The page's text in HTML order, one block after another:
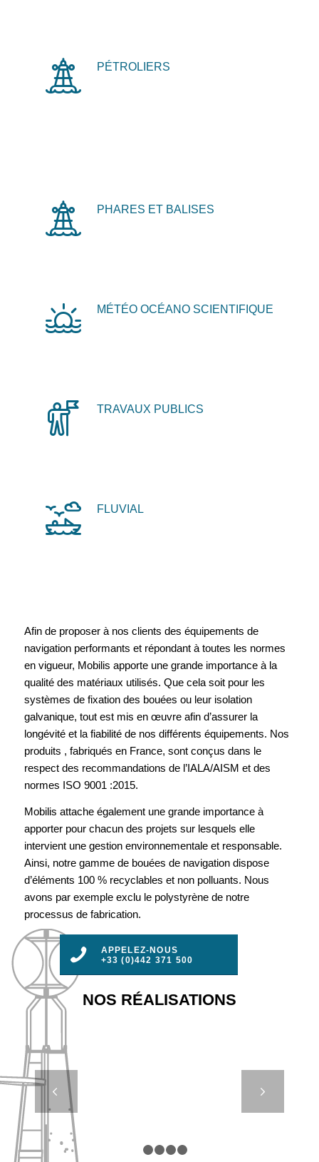
PÉTROLIERS
PHARES ET BALISES
MÉTÉO OCÉANO SCIENTIFIQUE
TRAVAUX PUBLICS
FLUVIAL
Afin de proposer à nos clients des équipements de
navigation performants et répondant à toutes les normes
en vigueur, Mobilis apporte une grande importance à la
qualité des matériaux utilisés. Que cela soit pour les
systèmes de fixation des bouées ou leur isolation
galvanique, tout est mis en œuvre afin d’assurer la
longévité et la fiabilité de nos différents équipements. Nos
produits , fabriqués en France, sont conçus dans le
respect des recommandations de l’IALA/AISM et des
normes ISO 9001 :2015.
Mobilis attache également une grande importance à
apporter pour chacun des projets sur lesquels elle
intervient une gestion environnementale et responsable.
Ainsi, notre gamme de bouées de navigation dispose
d’éléments 100 % recyclables et non polluants. Nous
avons par exemple exclu le polystyrène de notre
processus de fabrication.
APPELEZ-NOUS
+33 (0)442 371 500
NOS RÉALISATIONS